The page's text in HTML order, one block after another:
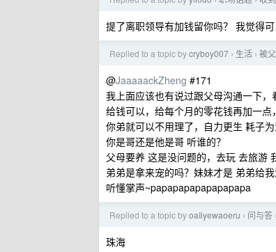
提了离职领导有加钱留你吗？ 我觉得
Replied to a topic bycryboy007 › 生活 › 被
@JaaaaackZheng #171
我上面应该也有说过跟父母沟通一下，
给钱可以，给每个月的零花钱再加一点
你弟就可以不用理了，自力更生 耗子为
你是哥还是他是哥 听谁的？
父母要养 这是没问题的，去玩 去旅游
弟弟是拿来宠的吗？妹妹才是 弟弟给
听懂掌声~papapapapapapapapa
Replied to a topic byoaIiyewaoeru › 问与答 ›
珠海